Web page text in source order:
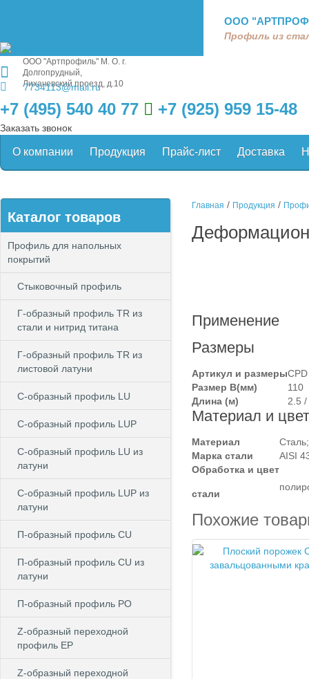
ООО
Профиль из
ООО "Артпрофиль" М. О. г.
Долгопрудный,
Лихачевский проезд, д.10
7734113@mail.ru
+7 (495) 540 40 77 +7 (925) 959 15-48
Заказать звонок
О компании Продукция Прайс-лист Доставка
Каталог товаров
Профиль для напольных
покрытий
Стыковочный профиль
Г-образный профиль TR из
стали и нитрид титана
Г-образный профиль TR из
листовой латуни
C-образный профиль LU
C-образный профиль LUP
C-образный профиль LU из
латуни
C-образный профиль LUP из
латуни
П-образный профиль CU
П-образный профиль CU из
латуни
П-образный профиль PO
Z-образный переходной
профиль EP
Z-образный переходной
Главная / Продукция /
Применение
Размеры
Артикул и размеры
Размер B(мм)
110
Длина (м)
2.5 /
Материал и цвет
Материал
Марка стали
AISI
Обработка и цвет
стали
Похожие